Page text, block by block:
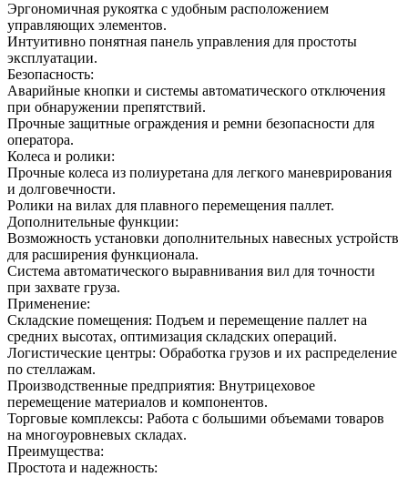
Эргономичная рукоятка с удобным расположением
управляющих элементов.
Интуитивно понятная панель управления для простоты
эксплуатации.
Безопасность:
Аварийные кнопки и системы автоматического отключения
при обнаружении препятствий.
Прочные защитные ограждения и ремни безопасности для
оператора.
Колеса и ролики:
Прочные колеса из полиуретана для легкого маневрирования
и долговечности.
Ролики на вилах для плавного перемещения паллет.
Дополнительные функции:
Возможность установки дополнительных навесных устройств
для расширения функционала.
Система автоматического выравнивания вил для точности
при захвате груза.
Применение:
Складские помещения: Подъем и перемещение паллет на
средних высотах, оптимизация складских операций.
Логистические центры: Обработка грузов и их распределение
по стеллажам.
Производственные предприятия: Внутрицеховое
перемещение материалов и компонентов.
Торговые комплексы: Работа с большими объемами товаров
на многоуровневых складах.
Преимущества:
Простота и надежность: